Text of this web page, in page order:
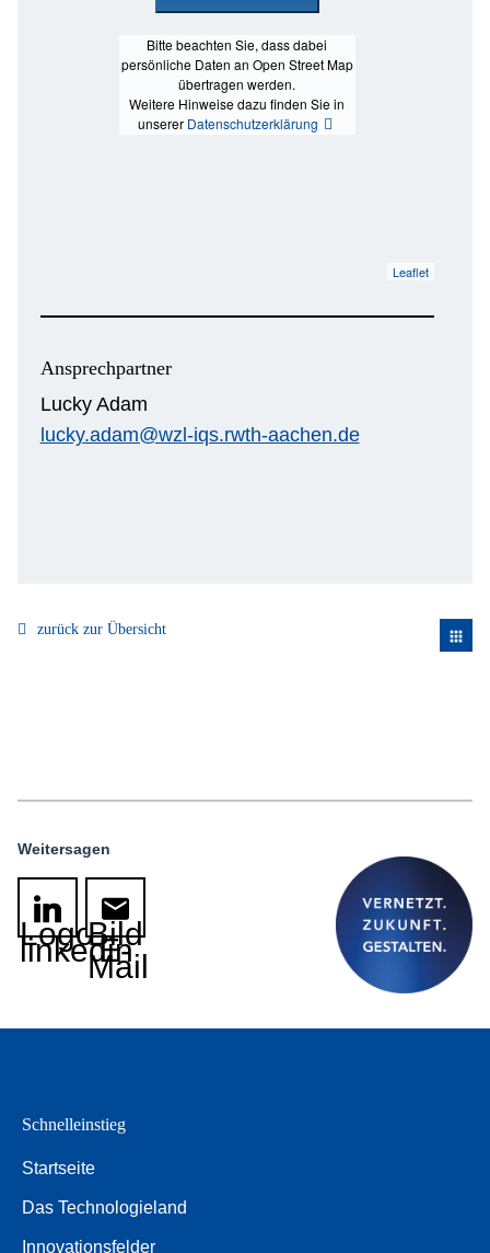
Bitte beachten Sie, dass dabei
persönliche Daten an Open Street Map
übertragen werden.
Weitere Hinweise dazu finden Sie in
unserer Datenschutzerklärung
Leaflet
Ansprechpartner
Lucky Adam
lucky.adam@wzl-iqs.rwth-aachen.de
zurück zur Übersicht apps
Weitersagen
Logo
linkedin
Bild
E-
Mail
Schnelleinstieg
Startseite
Das Technologieland
Innovationsfelder